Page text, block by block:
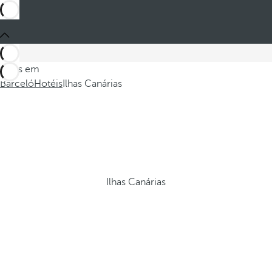
Estes em
BarcelóHotéis Ilhas Canárias
Ilhas Canárias